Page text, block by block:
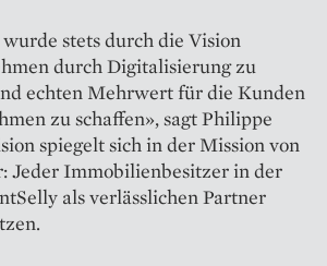
stets durch die Vision
durch Digitalisierung zu
echten Mehrwert für die Kunden
zu schaffen», sagt Philippe
spiegelt sich in der Mission von
Jeder Immobilienbesitzer in der
als verlässlichen Partner